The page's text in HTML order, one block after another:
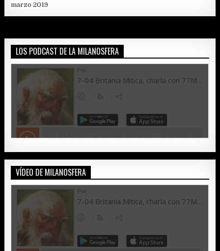
marzo 2019
LOS PODCAST DE LA MILANOSFERA
VÍDEO DE MILANOSFERA